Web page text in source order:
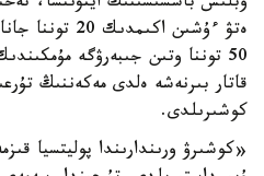
ەتۋ ءۇشىن
50 توننا وتىن جىبەرۋگە
قاتار بىرنەشە ەلدى مەكەننىڭ
كوشىرىلدى.
«كوشىرۋ ورىندارىندا پوليتسيا